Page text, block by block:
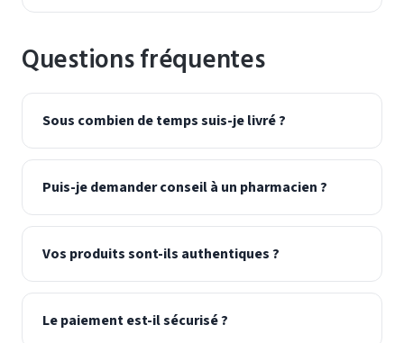
Questions fréquentes
Sous combien de temps suis-je livré ?
Puis-je demander conseil à un pharmacien ?
Vos produits sont-ils authentiques ?
Le paiement est-il sécurisé ?